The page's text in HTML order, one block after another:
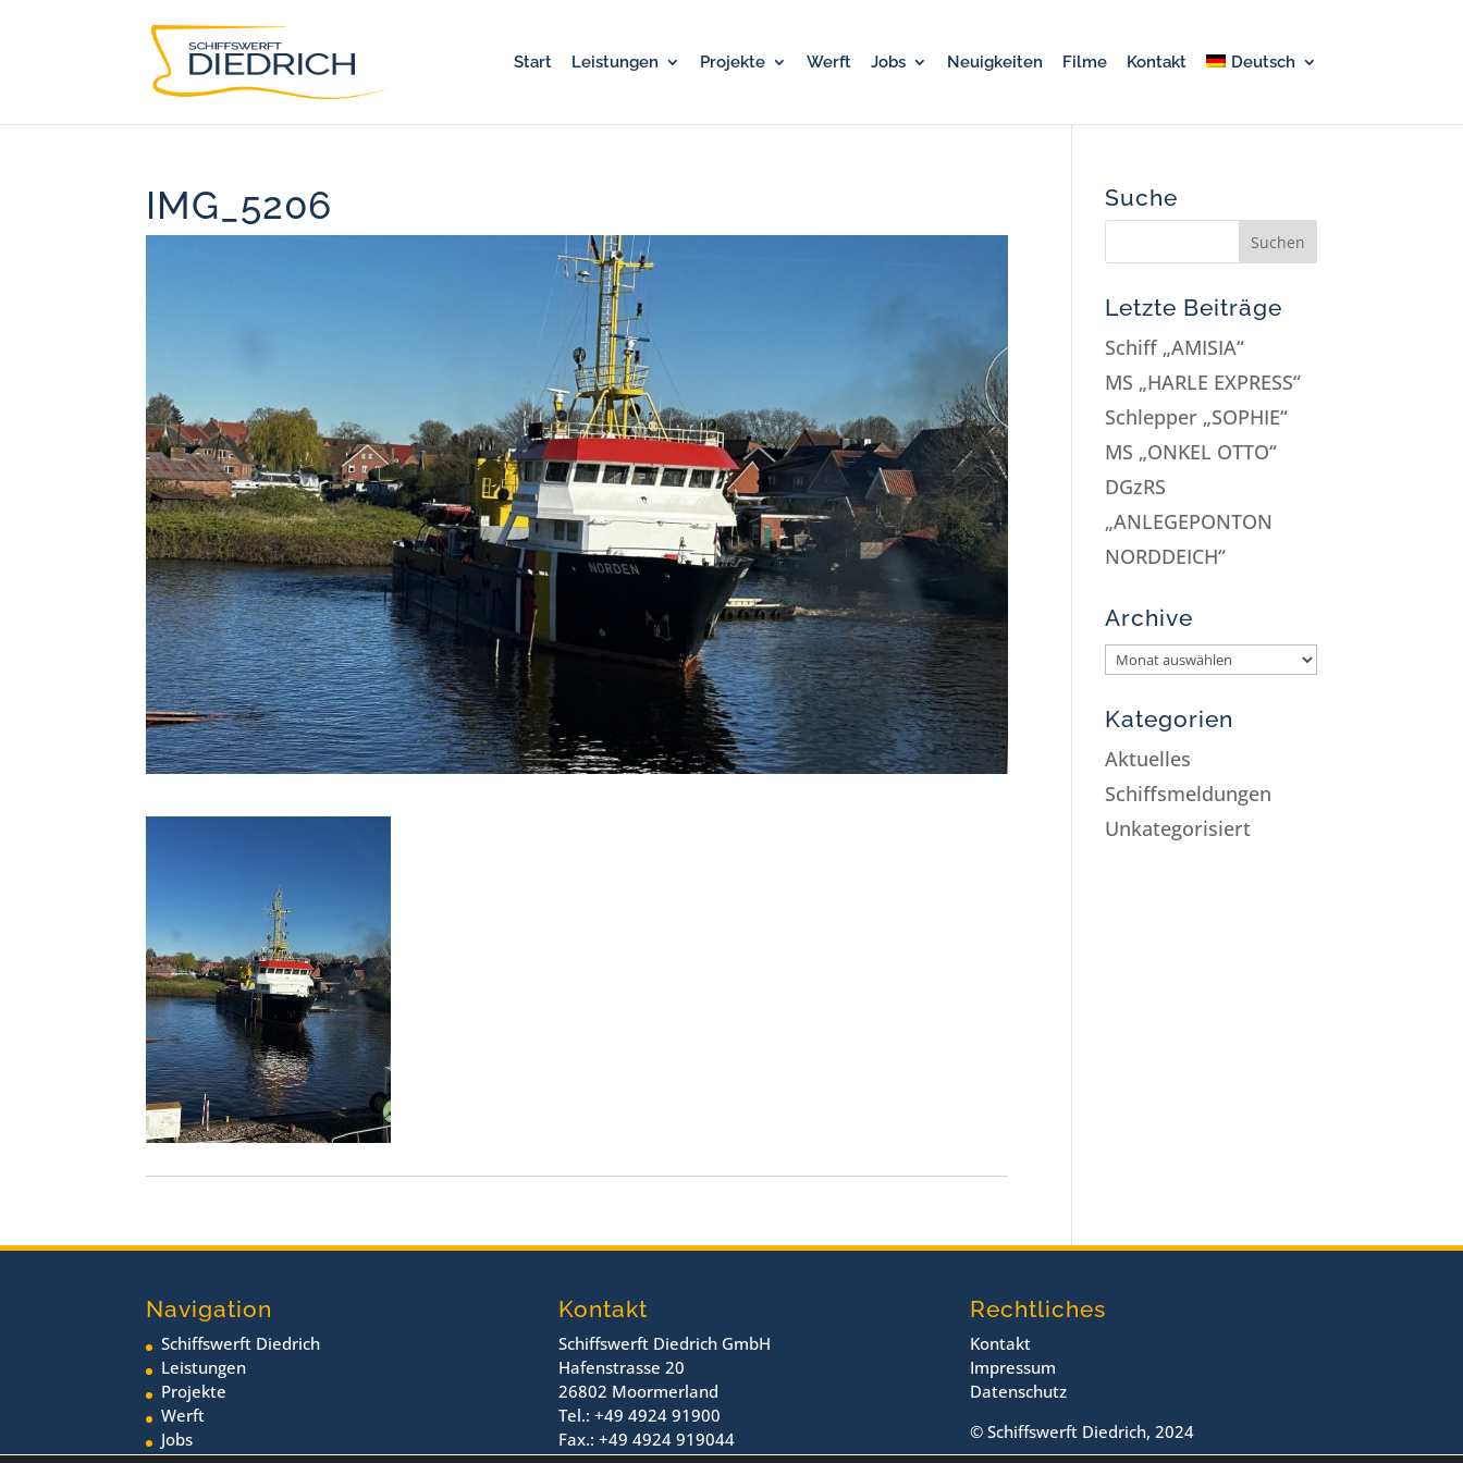
Start Leistungen Projekte Werft Jobs Neuigkeiten Filme Kontakt Deutsch
IMG_5206 Suche
Letzte Beiträge
Schiff „AMISIA“
MS „HARLE EXPRESS“
Schlepper „SOPHIE“
MS „ONKEL OTTO“
DGzRS
„ANLEGEPONTON
NORDDEICH“
Archive
Kategorien
Aktuelles
Schiffsmeldungen
Unkategorisiert
Navigation
Schiffswerft Diedrich
Leistungen
Projekte
Werft
Jobs
Kontakt
Schiffswerft Diedrich GmbH
Hafenstrasse 20
26802 Moormerland
Tel.: +49 4924 91900
Fax.: +49 4924 919044
Rechtliches
Kontakt
Impressum
Datenschutz
© Schiffswerft Diedrich, 2024